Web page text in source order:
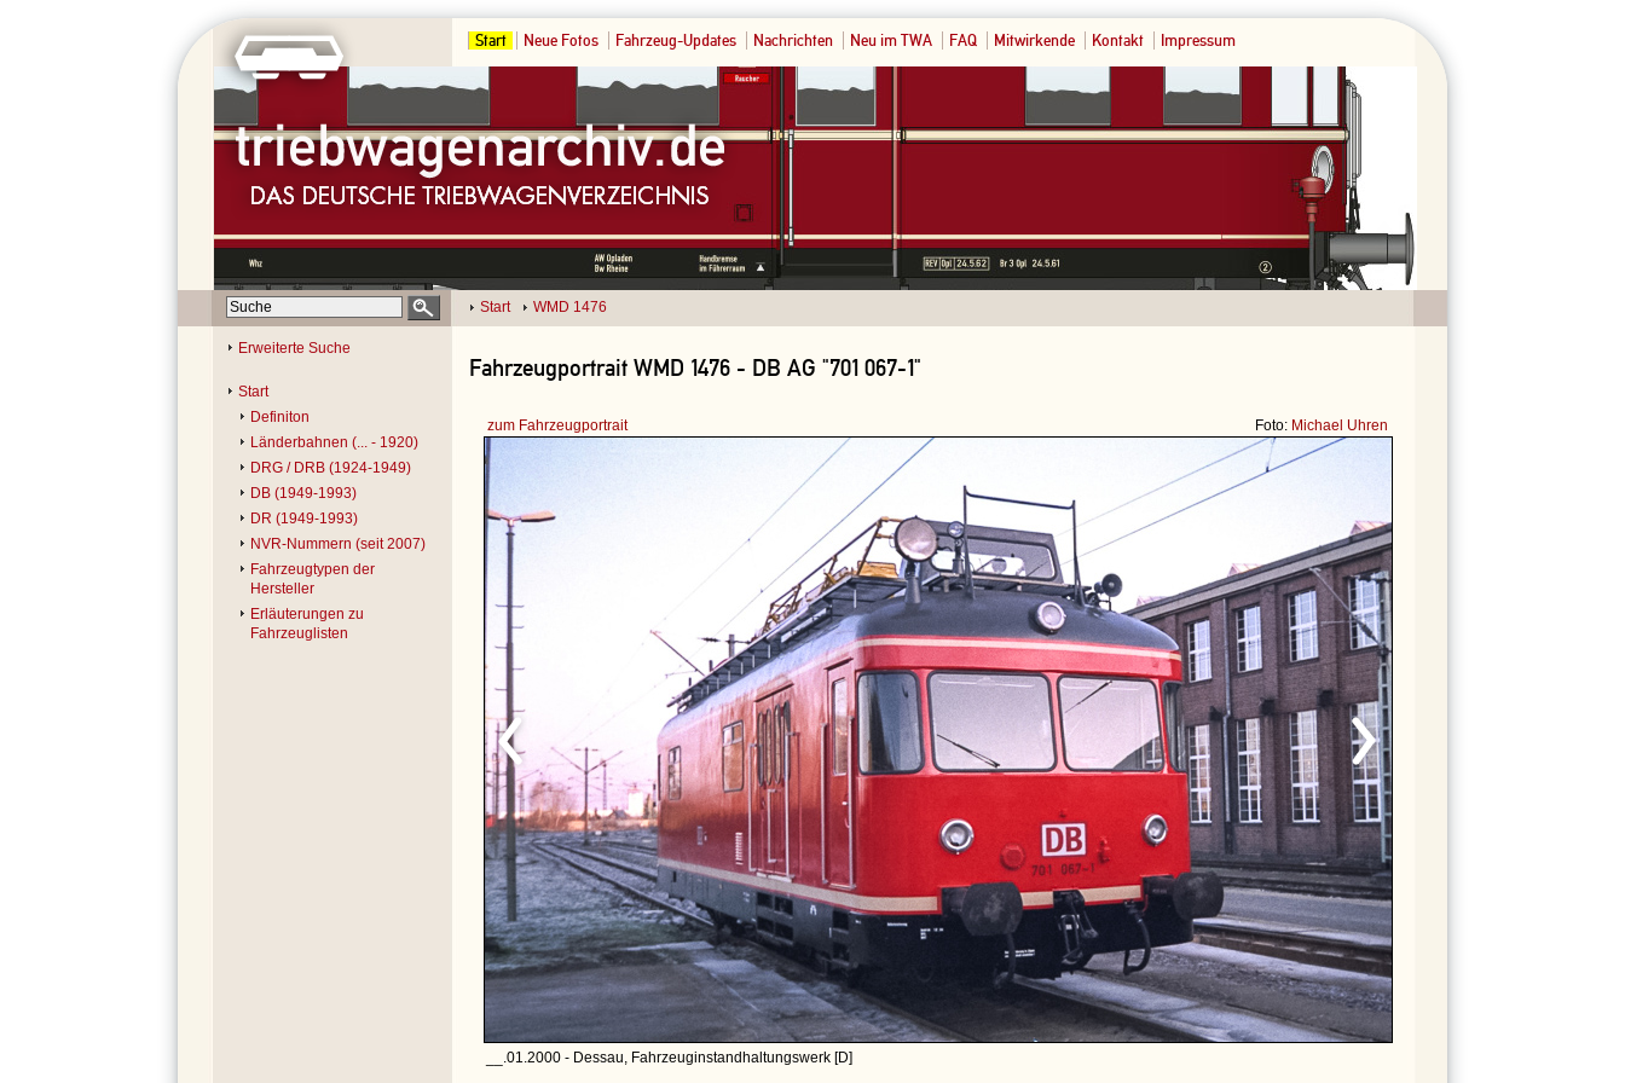
Start Neue Fotos Fahrzeug-Updates Nachrichten Neu im TWA FAQ Mitwirkende Kontakt Impressum
Start WMD 1476
Erweiterte Suche
Start
Definiton
Länderbahnen (... - 1920)
DRG / DRB (1924-1949)
DB (1949-1993)
DR (1949-1993)
NVR-Nummern (seit 2007)
Fahrzeugtypen der
Hersteller
Erläuterungen zu
Fahrzeuglisten
Fahrzeugportrait WMD 1476 - DB AG "701 067-1"
zum Fahrzeugportrait Foto: Michael Uhren
__.01.2000 - Dessau, Fahrzeuginstandhaltungswerk [D]